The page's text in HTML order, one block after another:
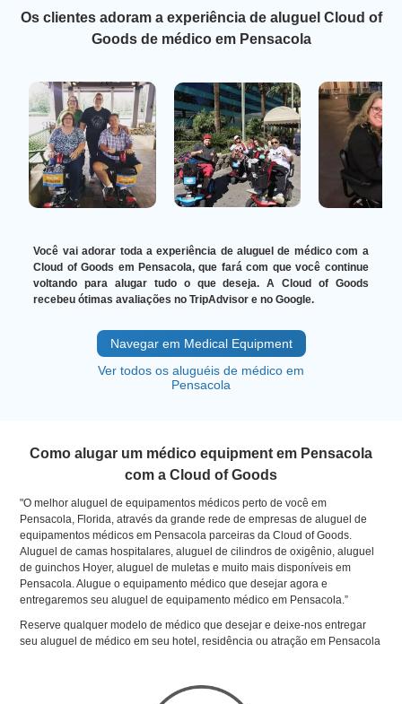
Os clientes adoram a experiência de aluguel Cloud of
Goods de médico em Pensacola
Você vai adorar toda a experiência de aluguel de médico com a
Cloud of Goods em Pensacola, que fará com que você continue
voltando para alugar tudo o que deseja. A Cloud of Goods
recebeu ótimas avaliações no TripAdvisor e no Google.
Navegar em Medical Equipment
Ver todos os aluguéis de médico em
Pensacola
Como alugar um médico equipment em Pensacola
com a Cloud of Goods
"O melhor aluguel de equipamentos médicos perto de você em
Pensacola, Florida, através da grande rede de empresas de aluguel de
equipamentos médicos em Pensacola parceiras da Cloud of Goods.
Aluguel de camas hospitalares, aluguel de cilindros de oxigênio, aluguel
de guinchos Hoyer, aluguel de muletas e muito mais disponíveis em
Pensacola. Alugue o equipamento médico que desejar agora e
entregaremos seu aluguel de equipamento médico em Pensacola.”
Reserve qualquer modelo de médico que desejar e deixe-nos entregar
seu aluguel de médico em seu hotel, residência ou atração em Pensacola